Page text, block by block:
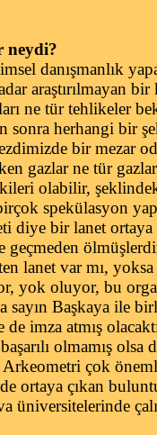
neydi?
danışmanlık
araştırılmayan
ne tür tehlikeler
herhangi bir
bir mezar
gazlar ne tür
olabilir,
spekülasyon
bir lanet ortaya
lanet var mı,
yok oluyor, bu
Başkaya ile
imza atmış
olmamış
Arkeometri çok
ortaya çıkan